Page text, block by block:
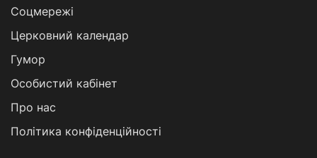
Соцмережі
Церковний календар
Гумор
Особистий кабінет
Про нас
Політика конфіденційності